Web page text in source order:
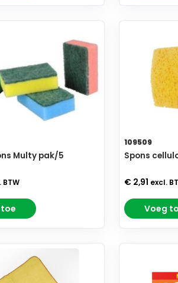
Multy pak/5
BTW
109509
Spons
€ 2,91 excl.
Voeg